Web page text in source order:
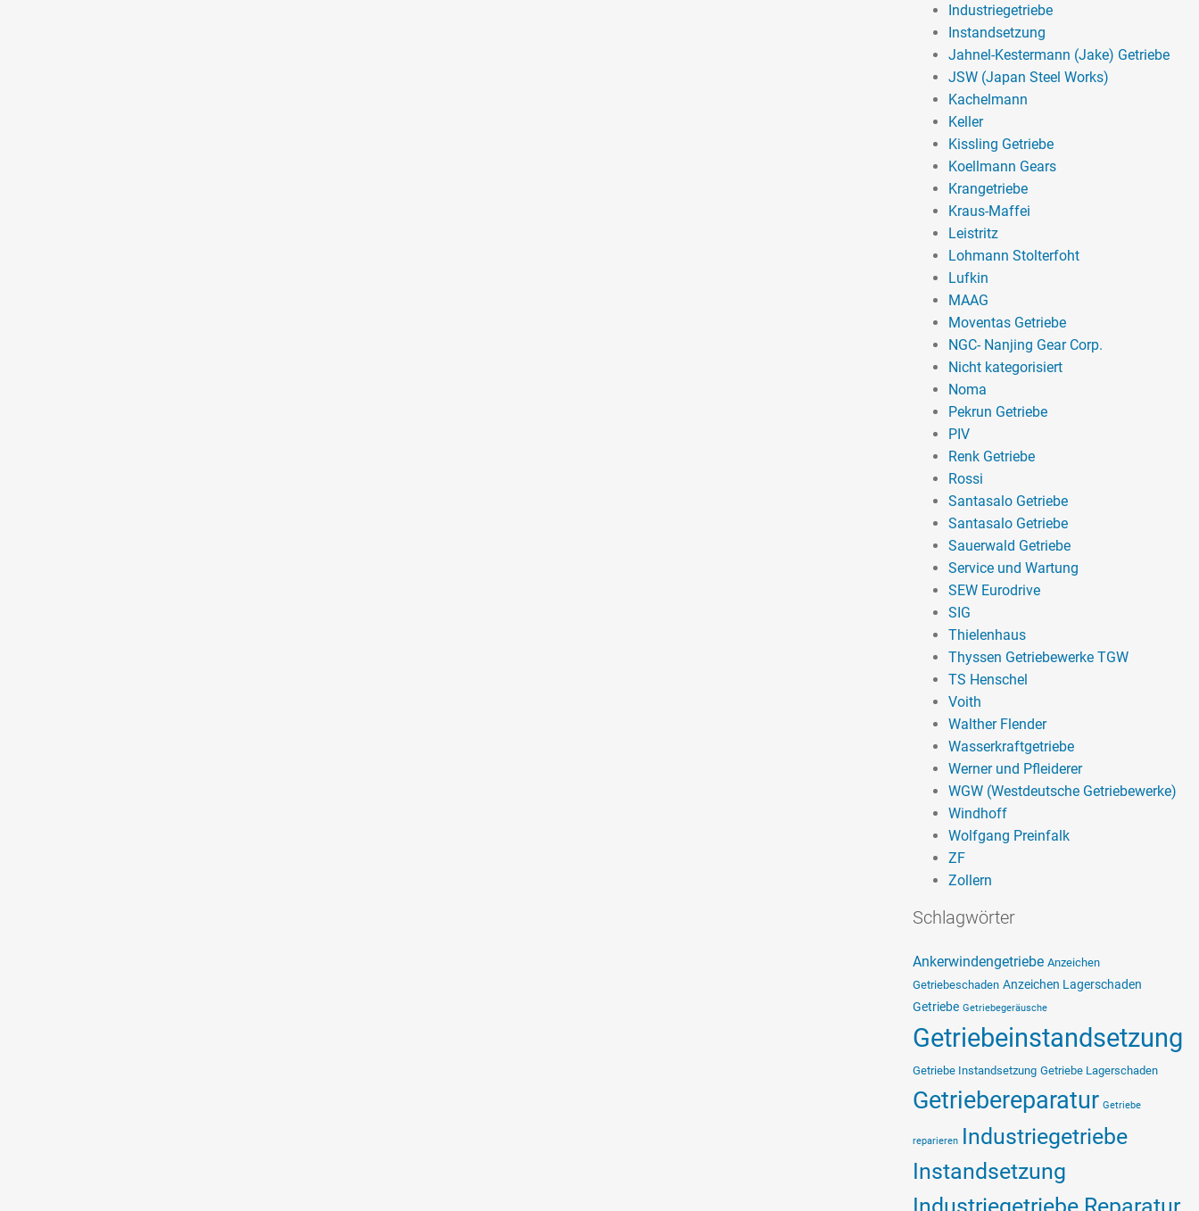
Industriegetriebe
Instandsetzung
Jahnel-Kestermann (Jake) Getriebe
JSW (Japan Steel Works)
Kachelmann
Keller
Kissling Getriebe
Koellmann Gears
Krangetriebe
Kraus-Maffei
Leistritz
Lohmann Stolterfoht
Lufkin
MAAG
Moventas Getriebe
NGC- Nanjing Gear Corp.
Nicht kategorisiert
Noma
Pekrun Getriebe
PIV
Renk Getriebe
Rossi
Santasalo Getriebe
Santasalo Getriebe
Sauerwald Getriebe
Service und Wartung
SEW Eurodrive
SIG
Thielenhaus
Thyssen Getriebewerke TGW
TS Henschel
Voith
Walther Flender
Wasserkraftgetriebe
Werner und Pfleiderer
WGW (Westdeutsche Getriebewerke)
Windhoff
Wolfgang Preinfalk
ZF
Zollern
Schlagwörter
Ankerwindengetriebe Anzeichen
Getriebeschaden Anzeichen Lagerschaden
Getriebe Getriebegeräusche
Getriebeinstandsetzung
Getriebe Instandsetzung Getriebe Lagerschaden
Getriebereparatur Getriebe
reparieren Industriegetriebe
Instandsetzung